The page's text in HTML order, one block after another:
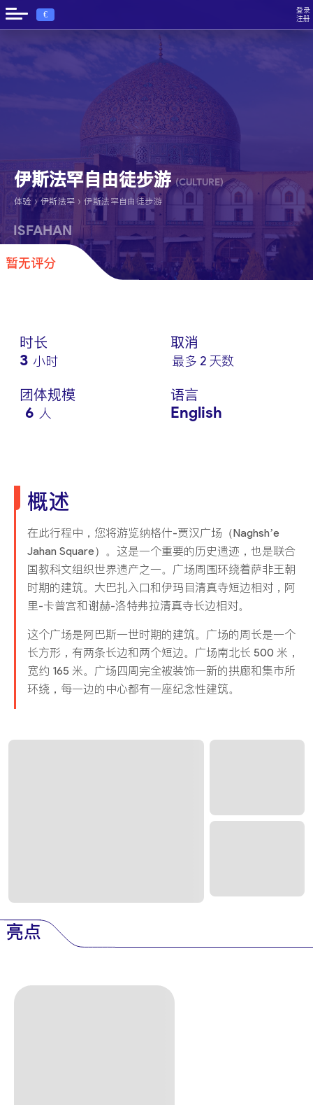
€
登录
注册
伊斯法罕自由徒步游(CULTURE)
体验 › 伊斯法罕 › 伊斯法罕自由徒步游
暂无评分
ISFAHAN
时长
3 小时
取消
最多 2 天数
团体规模
6 人
语言
English
概述
在此行程中，您将游览纳格什-贾汉广场（Naghsh’e
Jahan Square）。这是一个重要的历史遗迹，也是联合
国教科文组织世界遗产之一。广场周围环绕着萨非王朝
时期的建筑。大巴扎入口和伊玛目清真寺短边相对，阿
里-卡普宫和谢赫-洛特弗拉清真寺长边相对。
这个广场是阿巴斯一世时期的建筑。广场的周长是一个
长方形，有两条长边和两个短边。广场南北长 500 米，
宽约 165 米。广场四周完全被装饰一新的拱廊和集市所
环绕，每一边的中心都有一座纪念性建筑。
亮点